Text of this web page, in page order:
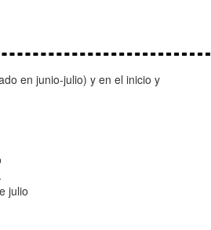
en junio-julio) y en el inicio y
julio